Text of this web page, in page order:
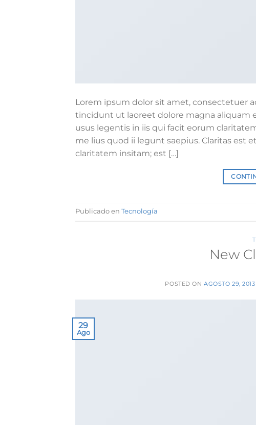
Lorem ipsum dolor sit amet, consectetuer
tincidunt ut laoreet dolore magna aliquam
usus legentis in iis qui facit eorum
me lius quod ii legunt saepius. Claritas est
claritatem insitam; est […]
Publicado en Tecnología
New
POSTED ONAGOSTO 29, 2013
29
Ago